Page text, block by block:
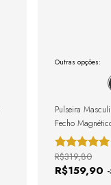
Outras opções:
Pulseira
Fecho
R$159,90 -
R$319,80